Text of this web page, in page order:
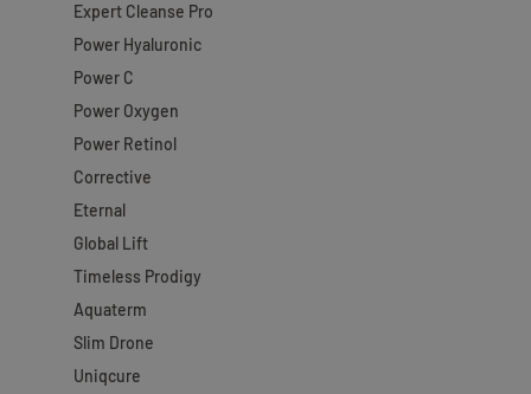
Expert Cleanse Pro
Power Hyaluronic
Power C
Power Oxygen
Power Retinol
Corrective
Eternal
Global Lift
Timeless Prodigy
Aquaterm
Slim Drone
Uniqcure